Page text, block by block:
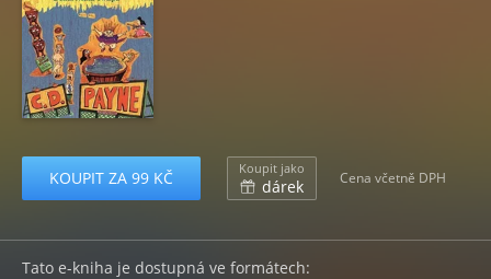
KOUPIT ZA 99 KČ Koupit jako
dárek Cena včetně DPH
Tato e-kniha je dostupná ve formátech: